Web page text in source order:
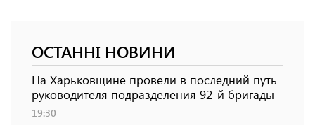
ОСТАННІ НОВИНИ
На Харьковщине провели в последний путь
руководителя подразделения 92-й бригады
19:30